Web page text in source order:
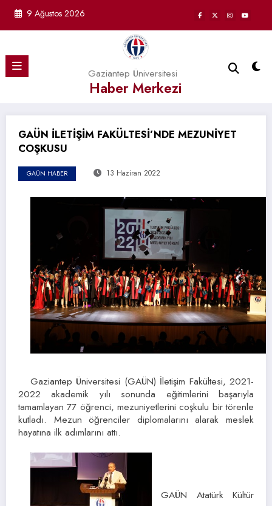
9 Ağustos 2026
Gaziantep Üniversitesi
Haber Merkezi
GAÜN İLETİŞİM FAKÜLTESİ’NDE MEZUNİYET
COŞKUSU
GAÜN HABER 13 Haziran 2022
Gaziantep Üniversitesi (GAÜN) İletişim Fakültesi, 2021-
2022 akademik yılı sonunda eğitimlerini başarıyla
tamamlayan 77 öğrenci, mezuniyetlerini coşkulu bir törenle
kutladı. Mezun öğrenciler diplomalarını alarak meslek
hayatına ilk adımlarını attı.
GAÜN Atatürk Kültür